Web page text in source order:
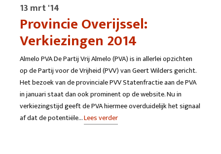
13 mrt '14
Provincie Overijssel:
Verkiezingen 2014
Almelo PVA De Partij Vrij Almelo (PVA) is in allerlei opzichten
op de Partij voor de Vrijheid (PVV) van Geert Wilders gericht.
Het bezoek van de provinciale PVV Statenfractie aan de PVA
in januari staat dan ook prominent op de website. Nu in
verkiezingstijd geeft de PVA hiermee overduidelijk het signaal
af dat de potentiële…Lees verder